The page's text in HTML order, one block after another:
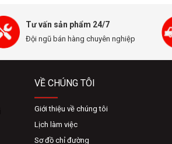
Tư vấn sản phẩm 24/7
Đội ngũ bán hàng chuyên nghiệp
VỀ CHÚNG TÔI
Giới thiệu về chúng tôi
Lịch làm việc
Sơ đồ chỉ đường